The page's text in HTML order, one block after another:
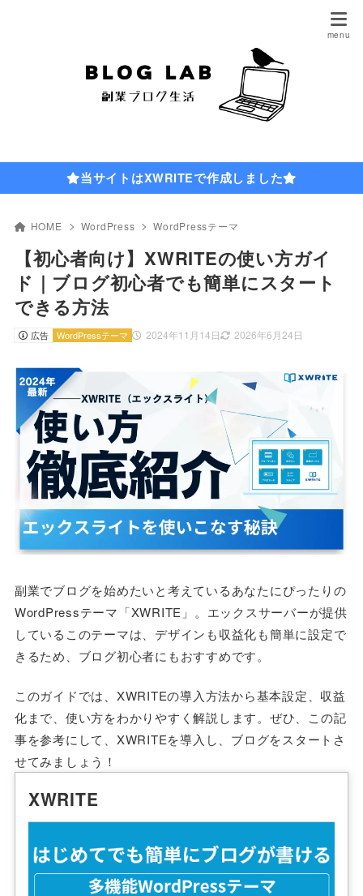
当サイトはXWRITEで作成しました
HOME WordPress WordPressテーマ
【初心者向け】XWRITEの使い方ガイ
ド｜ブログ初心者でも簡単にスタート
できる方法
広告 2024年11月14日 2026年6月24日
WordPressテーマ
副業でブログを始めたいと考えているあなたにぴったりの
WordPressテーマ「XWRITE」。エックスサーバーが提供
しているこのテーマは、デザインも収益化も簡単に設定で
きるため、ブログ初心者にもおすすめです。
このガイドでは、XWRITEの導入方法から基本設定、収益
化まで、使い方をわかりやすく解説します。ぜひ、この記
事を参考にして、XWRITEを導入し、ブログをスタートさ
せてみましょう！
XWRITE